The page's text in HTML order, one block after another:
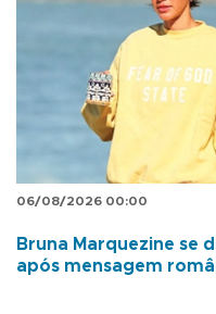
06/08/2026 00:00
Bruna Marquezine se
após mensagem